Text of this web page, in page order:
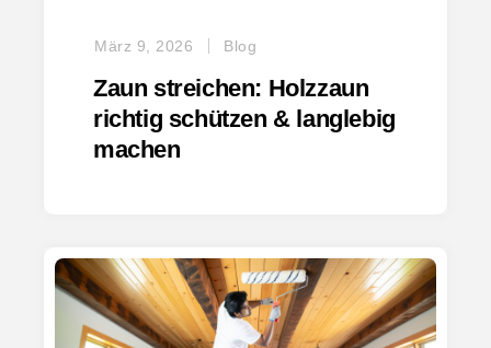
März 9, 2026 Blog
Zaun streichen: Holzzaun
richtig schützen & langlebig
machen